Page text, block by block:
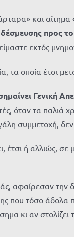
και
προς
εκτός
τα οποία έτσι
Γενική
όταν τα παλιά
συμμετοχή,
έτσι ή αλλιώς, σε
αφαίρεσαν
που τόσο άδολα
κι αν